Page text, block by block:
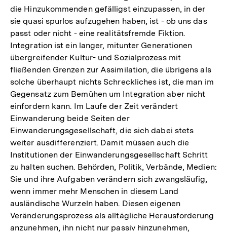
die Hinzukommenden gefälligst einzupassen, in der
sie quasi spurlos aufzugehen haben, ist - ob uns das
passt oder nicht - eine realitätsfremde Fiktion.
Integration ist ein langer, mitunter Generationen
übergreifender Kultur- und Sozialprozess mit
fließenden Grenzen zur Assimilation, die übrigens als
solche überhaupt nichts Schreckliches ist, die man im
Gegensatz zum Bemühen um Integration aber nicht
einfordern kann. Im Laufe der Zeit verändert
Einwanderung beide Seiten der
Einwanderungsgesellschaft, die sich dabei stets
weiter ausdifferenziert. Damit müssen auch die
Institutionen der Einwanderungsgesellschaft Schritt
zu halten suchen. Behörden, Politik, Verbände, Medien:
Sie und ihre Aufgaben verändern sich zwangsläufig,
wenn immer mehr Menschen in diesem Land
ausländische Wurzeln haben. Diesen eigenen
Veränderungsprozess als alltägliche Herausforderung
anzunehmen, ihn nicht nur passiv hinzunehmen,